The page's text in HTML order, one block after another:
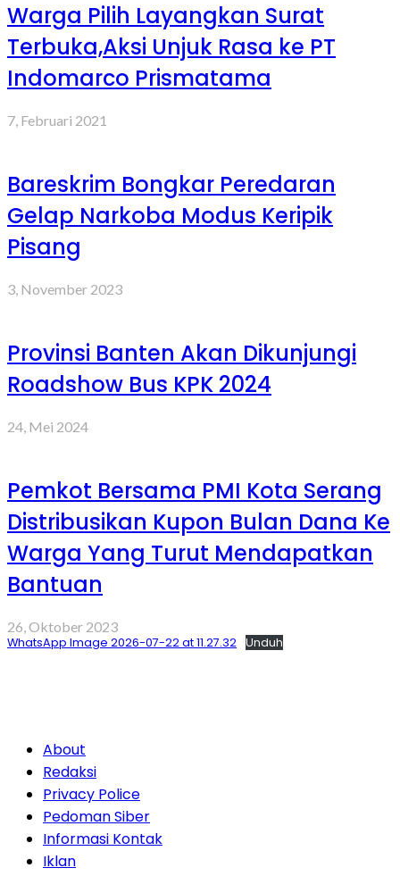
Warga Pilih Layangkan Surat
Terbuka,Aksi Unjuk Rasa ke PT
Indomarco Prismatama
7, Februari 2021
Bareskrim Bongkar Peredaran
Gelap Narkoba Modus Keripik
Pisang
3, November 2023
Provinsi Banten Akan Dikunjungi
Roadshow Bus KPK 2024
24, Mei 2024
Pemkot Bersama PMI Kota Serang
Distribusikan Kupon Bulan Dana Ke
Warga Yang Turut Mendapatkan
Bantuan
26, Oktober 2023
WhatsApp Image 2026-07-22 at 11.27.32 Unduh
About
Redaksi
Privacy Police
Pedoman Siber
Informasi Kontak
Iklan